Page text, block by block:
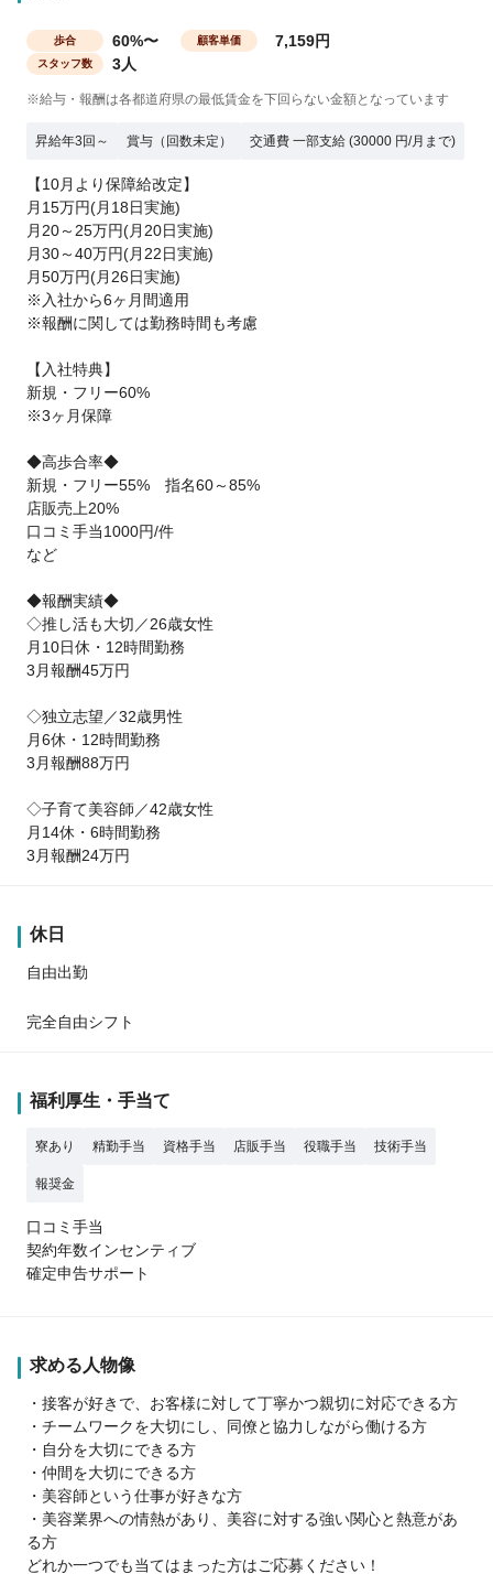
歩合 60%〜 顧客単価 7,159円
スタッフ数 3人
※給与・報酬は各都道府県の最低賃金を下回らない金額となっています
昇給年3回～ 賞与（回数未定） 交通費 一部支給 (30000 円/月まで)
【10月より保障給改定】
月15万円(月18日実施)
月20～25万円(月20日実施)
月30～40万円(月22日実施)
月50万円(月26日実施)
※入社から6ヶ月間適用
※報酬に関しては勤務時間も考慮
【入社特典】
新規・フリー60%
※3ヶ月保障
◆高歩合率◆
新規・フリー55% 指名60～85%
店販売上20%
口コミ手当1000円/件
など
◆報酬実績◆
◇推し活も大切／26歳女性
月10日休・12時間勤務
3月報酬45万円
◇独立志望／32歳男性
月6休・12時間勤務
3月報酬88万円
◇子育て美容師／42歳女性
月14休・6時間勤務
3月報酬24万円
休日
自由出勤
完全自由シフト
福利厚生・手当て
寮あり 精勤手当 資格手当 店販手当 役職手当 技術手当
報奨金
口コミ手当
契約年数インセンティブ
確定申告サポート
求める人物像
・接客が好きで、お客様に対して丁寧かつ親切に対応できる方
・チームワークを大切にし、同僚と協力しながら働ける方
・自分を大切にできる方
・仲間を大切にできる方
・美容師という仕事が好きな方
・美容業界への情熱があり、美容に対する強い関心と熱意があ
る方
どれか一つでも当てはまった方はご応募ください！